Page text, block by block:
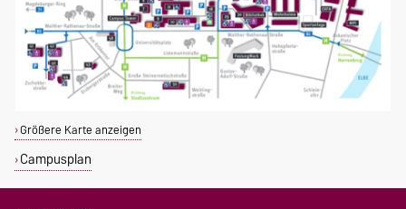
Größere Karte anzeigen
Campusplan